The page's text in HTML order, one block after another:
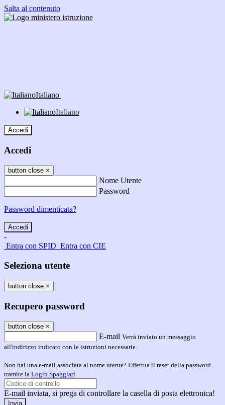
Salta al contenuto
Italiano
Italiano
Accedi
Accedi
button close ×
Nome Utente
Password
Password dimenticata?
-
Entra con SPID Entra con CIE
Seleziona utente
button close ×
Recupero password
button close ×
E-mail Verrà inviato un messaggio
all'indirizzo indicato con le istruzioni necessarie.
Non hai una e-mail associata al nome utente? Effettua il reset della password
tramite la Login Spaggiari
E-mail inviata, si prega di controllare la casella di posta elettronica!